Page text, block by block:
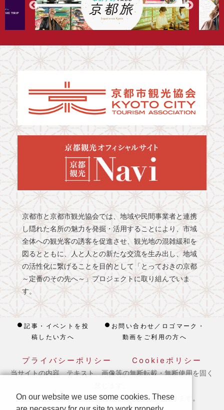
京都市と京都市観光協会では、地域や民間事業者と連携
し隠れた名所の魅力を発掘・活用することにより、市域
全体への観光客の誘客を促進させ、観光地の混雑緩和を
図るとともに、人と人との新たな交流を生み出し、地域
の活性化に繋げることを目的として「とっておきの京都
～定番のその先へ～」プロジェクトに取り組んでいま
す。
記事・イベントを投
稿したい方へ
お問い合わせ／ロゴマーク・
動画をご利用の方へ
プライバシーポリシー Cookieポリシー
当サイトの内容、テキスト、画像等の無断転載・無断使用を固く
※ 本ホームページの運営は宿泊税を活用しております。
On our website we use some cookies. These